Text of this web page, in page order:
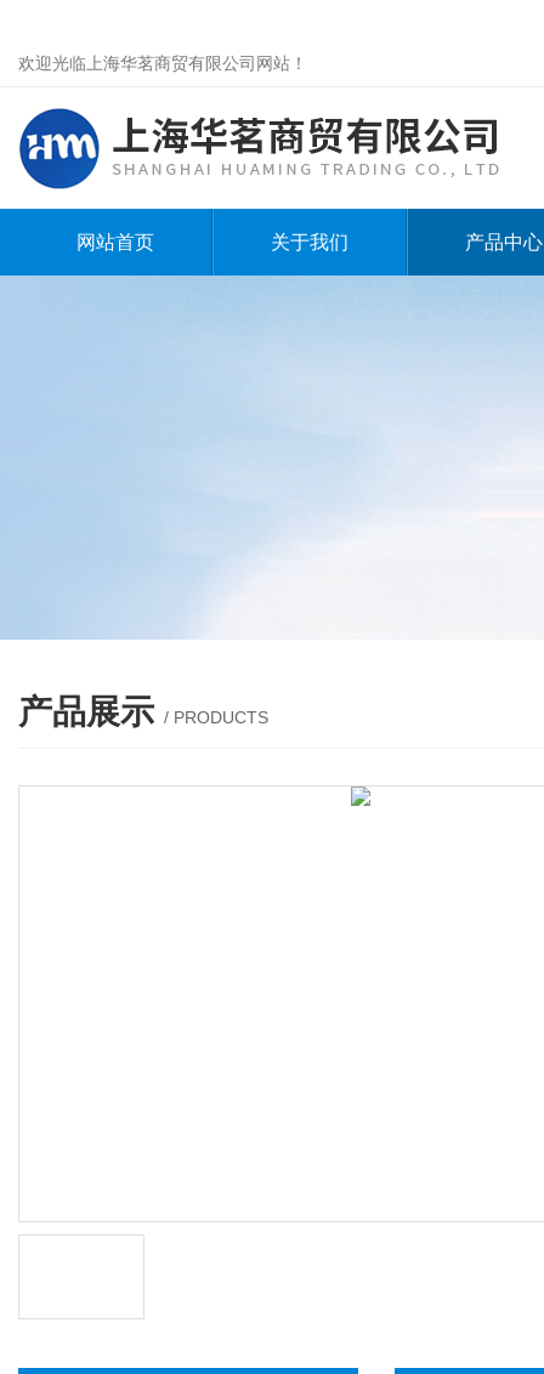
欢迎光临上海华茗商贸有限公司网站！
网站首页 关于我们 产品中心
产品展示 / PRODUCTS